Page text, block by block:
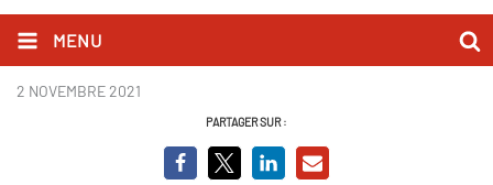
MENU
capture NDA.JPG
2 NOVEMBRE 2021
PARTAGER SUR :